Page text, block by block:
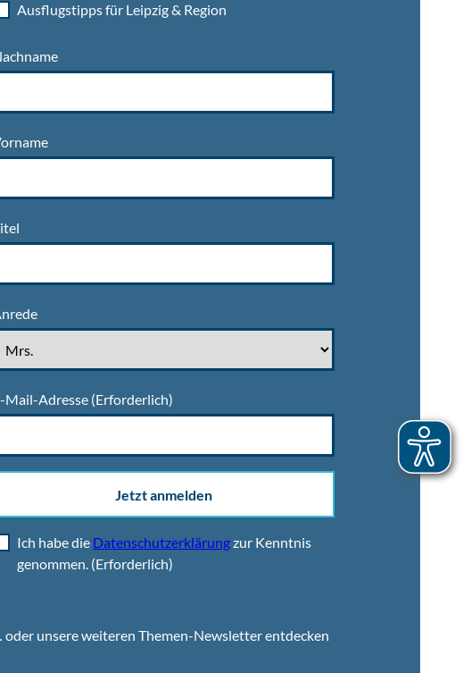
Ausflugstipps für Leipzig & Region
Mail-Adresse (Erforderlich)
Jetzt anmelden
Ich habe die Datenschutzerklärungzur Kenntnis
genommen. (Erforderlich)
oder unsere weiteren Themen-Newsletter entdecken